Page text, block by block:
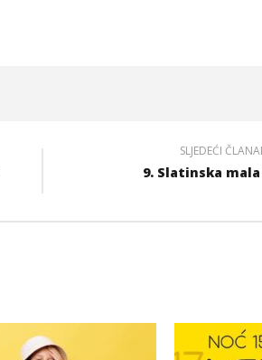
SLJEDEĆI
9. Slatinska mala